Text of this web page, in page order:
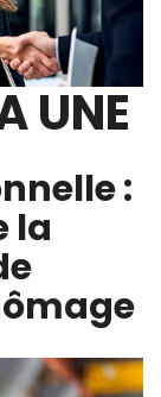
UNE
:
la